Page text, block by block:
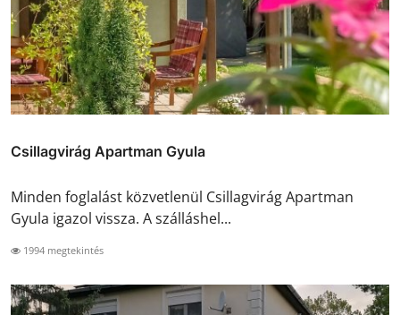
Csillagvirág Apartman Gyula
Minden foglalást közvetlenül Csillagvirág Apartman
Gyula igazol vissza. A szálláshel...
1994 megtekintés